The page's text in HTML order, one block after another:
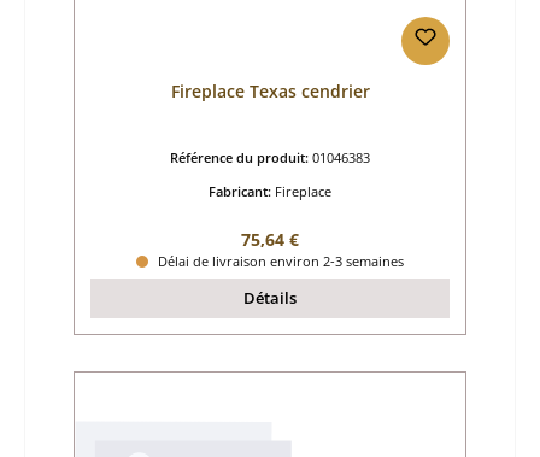
Fireplace Texas cendrier
Référence du produit: 01046383
Fabricant: Fireplace
Prix régulier :
75,64 €
Délai de livraison environ 2-3 semaines
Détails